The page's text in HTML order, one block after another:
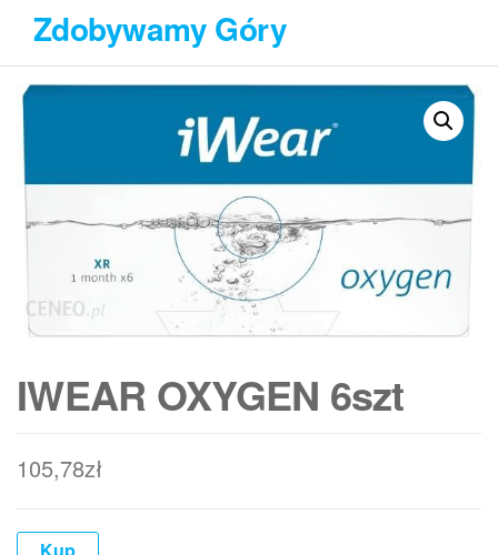
Przejdź
treści
Zdobywamy Góry
IWEAR OXYGEN 6szt
105,78zł